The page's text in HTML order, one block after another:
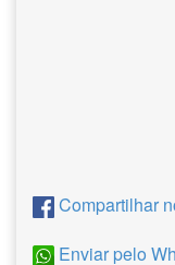
Compartilhar
Enviar pelo